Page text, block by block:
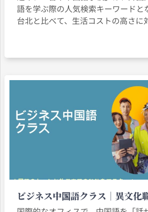
語を学ぶ際の人気検索キーワードと
台北と比べて、生活コストの高さに
フォーマンス（高CP値）、安定した
国語への没入度の高さが魅力とな
を学ぶ外国人、外国籍人士
ビジネス中国語クラス｜異文化
ーションスキル：中国語のトー